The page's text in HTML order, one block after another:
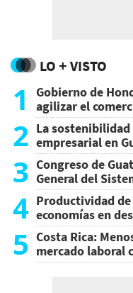
LO + VISTO
1
Gobierno de
agilizar el
2 La
empresarial en
3 Congreso de
General del
4 Productividad de
economías en
5 Costa Rica:
mercado laboral